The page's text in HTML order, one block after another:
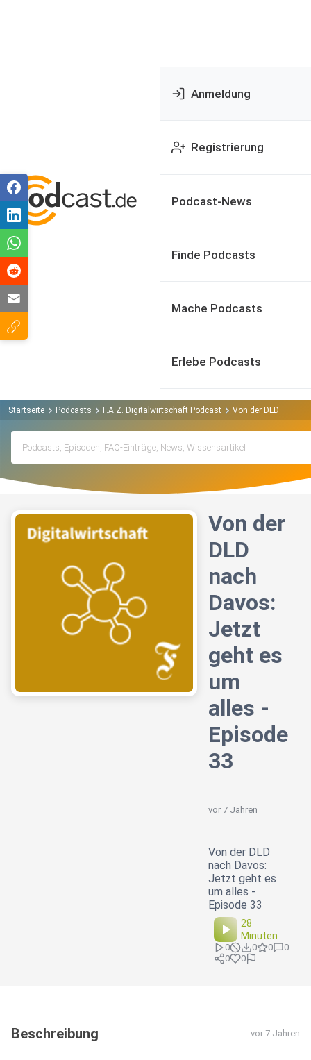
Anmeldung
Registrierung
Podcast-News
Finde Podcasts
Mache Podcasts
Erlebe Podcasts
Startseite Podcasts F.A.Z. Digitalwirtschaft Podcast Von der DLD nach
Von der
DLD
nach
Davos:
Jetzt
geht es
um
alles -
Episode
33
vor 7 Jahren
Von der DLD
nach Davos:
Jetzt geht es
um alles -
Episode 33
28
Minuten
0 0 0
0
0
0
Beschreibung vor 7 Jahren